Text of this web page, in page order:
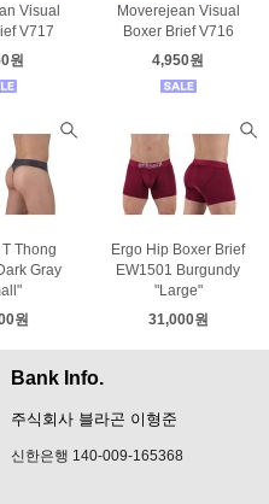
Visual
V717
원
Moverejean Visual
Boxer Brief V716
4,950원
Thong
Gray
원
Ergo Hip Boxer Brief
EW1501 Burgundy
"Large"
31,000원
Bank Info.
주식회사 블라곤 이형준
신한은행 140-009-165368